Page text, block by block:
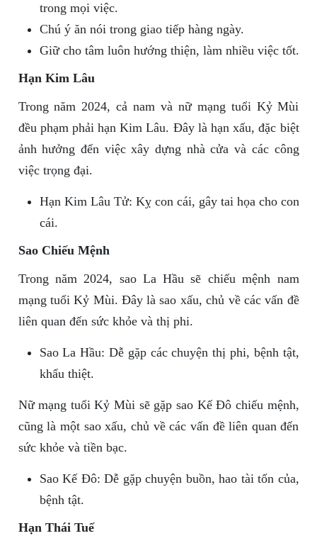
trong mọi việc.
Chú ý ăn nói trong giao tiếp hàng ngày.
Giữ cho tâm luôn hướng thiện, làm nhiều việc tốt.
Hạn Kim Lâu
Trong năm 2024, cả nam và nữ mạng tuổi Kỷ Mùi
đều phạm phải hạn Kim Lâu. Đây là hạn xấu, đặc biệt
ảnh hưởng đến việc xây dựng nhà cửa và các công
việc trọng đại.
Hạn Kim Lâu Tử: Kỵ con cái, gây tai họa cho con
cái.
Sao Chiếu Mệnh
Trong năm 2024, sao La Hầu sẽ chiếu mệnh nam
mạng tuổi Kỷ Mùi. Đây là sao xấu, chủ về các vấn đề
liên quan đến sức khỏe và thị phi.
Sao La Hầu: Dễ gặp các chuyện thị phi, bệnh tật,
khẩu thiệt.
Nữ mạng tuổi Kỷ Mùi sẽ gặp sao Kế Đô chiếu mệnh,
cũng là một sao xấu, chủ về các vấn đề liên quan đến
sức khỏe và tiền bạc.
Sao Kế Đô: Dễ gặp chuyện buồn, hao tài tốn của,
bệnh tật.
Hạn Thái Tuế